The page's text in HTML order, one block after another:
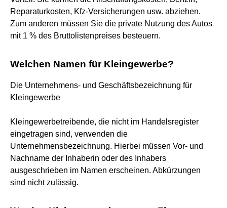
Reparaturkosten, Kfz-Versicherungen usw. abziehen.
Zum anderen müssen Sie die private Nutzung des Autos
mit 1 % des Bruttolistenpreises besteuern.
Welchen Namen für Kleingewerbe?
Die Unternehmens- und Geschäftsbezeichnung für
Kleingewerbe
Kleingewerbetreibende, die nicht im Handelsregister
eingetragen sind, verwenden die
Unternehmensbezeichnung. Hierbei müssen Vor- und
Nachname der Inhaberin oder des Inhabers
ausgeschrieben im Namen erscheinen. Abkürzungen
sind nicht zulässig.